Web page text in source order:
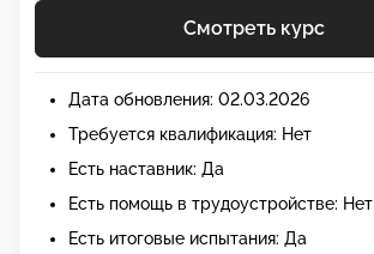
Смотреть курс
Дата обновления: 02.03.2026
Требуется квалификация: Нет
Есть наставник: Да
Есть помощь в трудоустройстве: Нет
Есть итоговые испытания: Да